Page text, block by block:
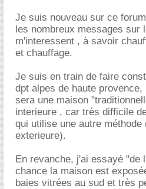
Je suis nouveau sur ce
les nombreux messages sur
m'interessent , à savoir
et chauffage.
Je suis en train de faire
dpt alpes de haute
sera une maison
interieure , car très difficile
qui utilise une autre méthode
exterieure).
En revanche, j'ai essayé "de
chance la maison est
baies vitrées au sud et très